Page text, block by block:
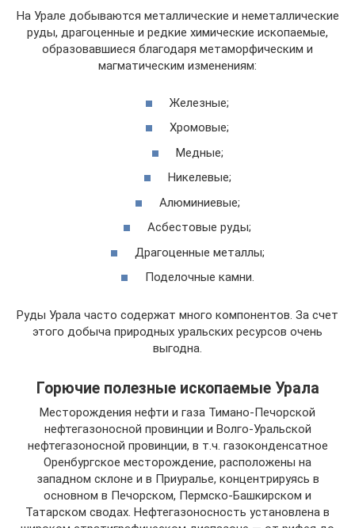
На Урале добываются металлические и неметаллические
руды, драгоценные и редкие химические ископаемые,
образовавшиеся благодаря метаморфическим и
магматическим изменениям:
Железные;
Хромовые;
Медные;
Никелевые;
Алюминиевые;
Асбестовые руды;
Драгоценные металлы;
Поделочные камни.
Руды Урала часто содержат много компонентов. За счет
этого добыча природных уральских ресурсов очень
выгодна.
Горючие полезные ископаемые Урала
Месторождения нефти и газа Тимано-Печорской
нефтегазоносной провинции и Волго-Уральской
нефтегазоносной провинции, в т.ч. газоконденсатное
Оренбургское месторождение, расположены на
западном склоне и в Приуралье, концентрируясь в
основном в Печорском, Пермско-Башкирском и
Татарском сводах. Нефтегазоносность установлена в